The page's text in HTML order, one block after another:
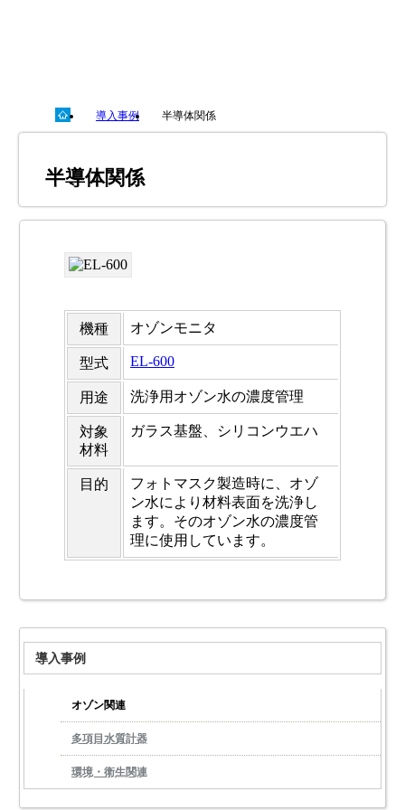
導入事例 半導体関係
半導体関係
機種 オゾンモニタ
型式 EL-600
用途 洗浄用オゾン水の濃度管理
対象
材料
ガラス基盤、シリコンウエハ
目的
フォトマスク製造時に、オゾ
ン水により材料表面を洗浄し
ます。そのオゾン水の濃度管
理に使用しています。
導入事例
オゾン関連
多項目水質計器
環境・衛生関連